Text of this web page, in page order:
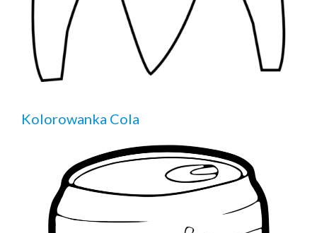
Kolorowanka Cola